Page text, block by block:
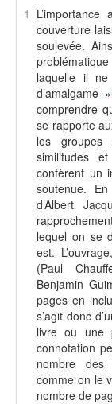
1 L
couverture
soulevée.
laquelle il
d’amalgame »
comprendre
se rapporte
les groupes
similitudes
confèrent un
soutenue.
d’Albert
lequel on se
est.
(Paul
Benjamin
pages en
s’agit donc
livre ou une
connotation
nombre des
comme on le
nombre de